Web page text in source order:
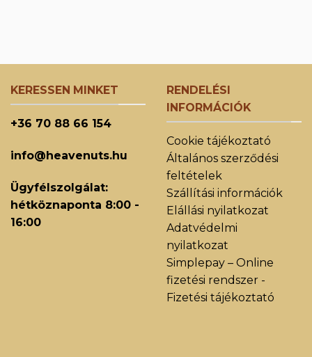
KERESSEN MINKET
+36 70 88 66 154
info@heavenuts.hu
Ügyfélszolgálat:
hétköznaponta 8:00 -
16:00
RENDELÉSI
INFORMÁCIÓK
Cookie tájékoztató
Általános szerződési
feltételek
Szállítási információk
Elállási nyilatkozat
Adatvédelmi
nyilatkozat
Simplepay – Online
fizetési rendszer -
Fizetési tájékoztató